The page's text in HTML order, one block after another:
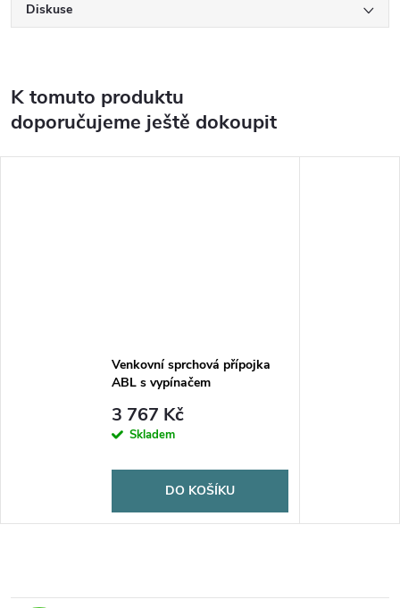
Diskuse
K tomuto produktu
doporučujeme ještě dokoupit
Venkovní sprchová přípojka
ABL s vypínačem
3 767 Kč
Skladem
DO KOŠÍKU